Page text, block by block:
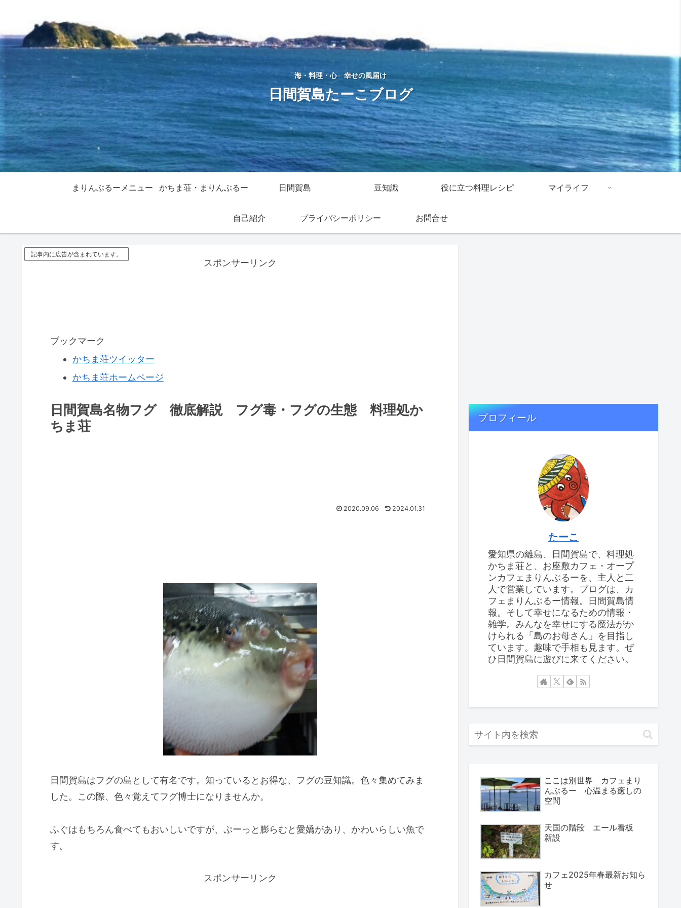
海・料理・心 幸せの風届け
日間賀島たーこブログ
まりんぶるーメニュー かちま荘・まりんぶるー 日間賀島 豆知識 役に立つ料理レシピ マイライフ
自己紹介 プライバシーポリシー お問合せ
記事内に広告が含まれています。
スポンサーリンク
ブックマーク
かちま荘ツイッター
かちま荘ホームページ
日間賀島名物フグ 徹底解説 フグ毒・フグの生態 料理処か
ちま荘
2020.09.06 2024.01.31
日間賀島はフグの島として有名です。知っているとお得な、フグの豆知識。色々集めてみま
した。この際、色々覚えてフグ博士になりませんか。
ふぐはもちろん食べてもおいしいですが、ぷーっと膨らむと愛嬌があり、かわいらしい魚で
す。
スポンサーリンク
プロフィール
たーこ
愛知県の離島、日間賀島で、料理処
かちま荘と、お座敷カフェ・オープ
ンカフェまりんぶるーを、主人と二
人で営業しています。ブログは、カ
フェまりんぶるー情報。日間賀島情
報。そして幸せになるための情報・
雑学。みんなを幸せにする魔法がか
けられる「島のお母さん」を目指し
ています。趣味で手相も見ます。ぜ
ひ日間賀島に遊びに来てください。
ここは別世界 カフェまり
んぶるー 心温まる癒しの
空間
天国の階段 エール看板
新設
カフェ2025年春最新お知ら
せ